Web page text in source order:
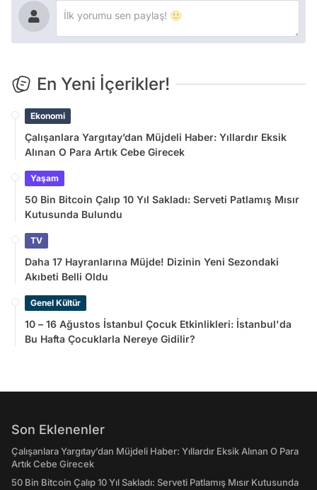
En Yeni İçerikler!
Ekonomi
Çalışanlara Yargıtay’dan Müjdeli Haber: Yıllardır Eksik
Alınan O Para Artık Cebe Girecek
Yaşam
50 Bin Bitcoin Çalıp 10 Yıl Sakladı: Serveti Patlamış Mısır
Kutusunda Bulundu
TV
Daha 17 Hayranlarına Müjde! Dizinin Yeni Sezondaki
Akıbeti Belli Oldu
Genel Kültür
10 – 16 Ağustos İstanbul Çocuk Etkinlikleri: İstanbul'da
Bu Hafta Çocuklarla Nereye Gidilir?
Son Eklenenler
Çalışanlara Yargıtay’dan Müjdeli Haber: Yıllardır Eksik Alınan O Para
Artık Cebe Girecek
50 Bin Bitcoin Çalıp 10 Yıl Sakladı: Serveti Patlamış Mısır Kutusunda